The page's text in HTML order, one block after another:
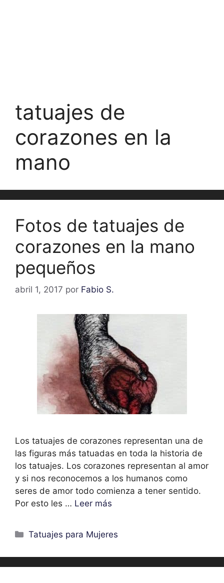
tatuajes de
corazones en la
mano
Fotos de tatuajes de
corazones en la mano
pequeños
abril 1, 2017 por Fabio S.
Los tatuajes de corazones representan una de
las figuras más tatuadas en toda la historia de
los tatuajes. Los corazones representan al amor
y si nos reconocemos a los humanos como
seres de amor todo comienza a tener sentido.
Por esto les … Leer más
Categorías
Tatuajes para Mujeres